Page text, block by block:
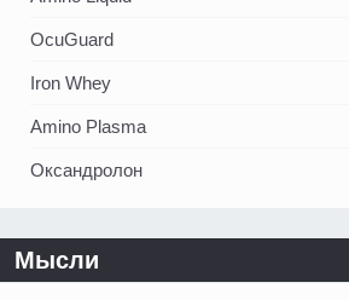
OcuGuard
Iron Whey
Amino Plasma
Оксандролон
Мысли